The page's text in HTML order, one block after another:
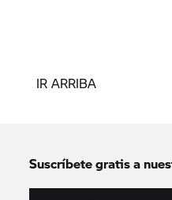
IR ARRIBA
Suscríbete gratis a